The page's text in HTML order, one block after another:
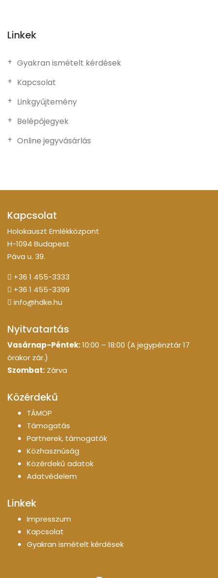
Linkek
Gyakran ismételt kérdések
Kapcsolat
Linkgyűjtemény
Belépőjegyek
Online jegyvásárlás
Kapcsolat
Holokauszt Emlékközpont
H-1094 Budapest
Páva u. 39.
+36 1 455-3333
+36 1 455-3399
info@hdke.hu
Nyitvatartás
Vasárnap-Péntek:10:00 – 18:00 (A jegypénztár 17
órakor zár.)
Szombat: Zárva
Közérdekű
TÁMOP
Támogatás
Partnerek, támogatók
Közhasznúság
Közérdekű adatok
Adatvédelem
Linkek
Impresszum
Kapcsolat
Gyakran ismételt kérdések